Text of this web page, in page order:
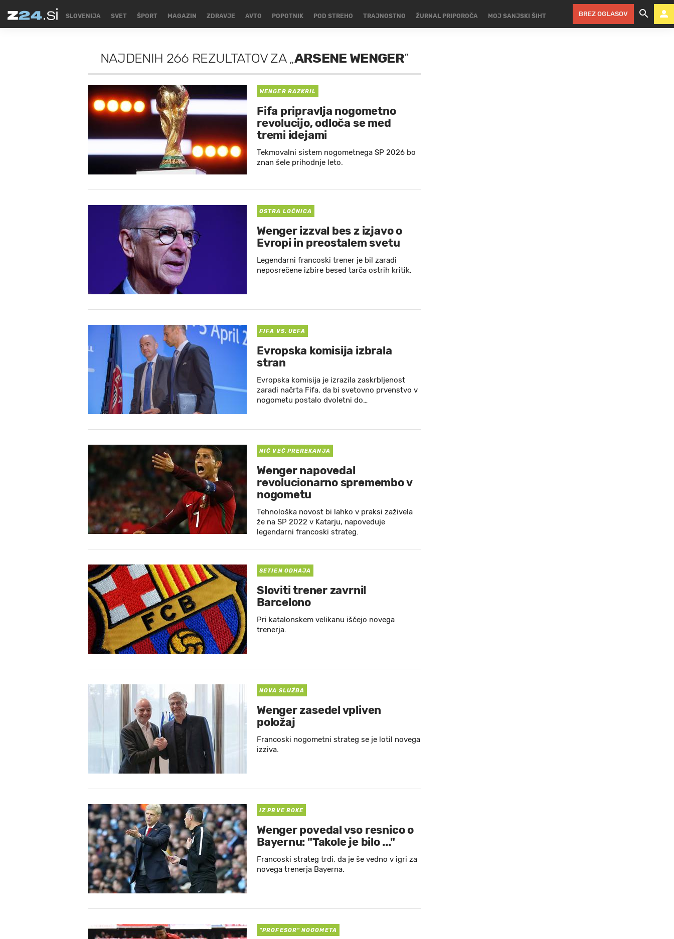
SLOVENIJA SVET ŠPORT MAGAZIN ZDRAVJE AVTO POPOTNIK POD STREHO TRAJNOSTNO ŽURNAL PRIPOROČA MOJ SANJSKI ŠIHT BREZ OGLASOV
NAJDENIH 266 REZULTATOVZA„ARSENE WENGER”
WENGER RAZKRIL
Fifa pripravlja nogometno
revolucijo, odloča se med
tremi idejami
Tekmovalni sistem nogometnega SP 2026 bo
znan šele prihodnje leto.
OSTRA LOČNICA
Wenger izzval bes z izjavo o
Evropi in preostalem svetu
Legendarni francoski trener je bil zaradi
neposrečene izbire besed tarča ostrih kritik.
FIFA VS. UEFA
Evropska komisija izbrala
stran
Evropska komisija je izrazila zaskrbljenost
zaradi načrta Fifa, da bi svetovno prvenstvo v
nogometu postalo dvoletni do…
NIČ VEČ PREREKANJA
Wenger napovedal
revolucionarno spremembo v
nogometu
Tehnološka novost bi lahko v praksi zaživela
že na SP 2022 v Katarju, napoveduje
legendarni francoski strateg.
SETIEN ODHAJA
Sloviti trener zavrnil
Barcelono
Pri katalonskem velikanu iščejo novega
trenerja.
NOVA SLUŽBA
Wenger zasedel vpliven
položaj
Francoski nogometni strateg se je lotil novega
izziva.
IZ PRVE ROKE
Wenger povedal vso resnico o
Bayernu: "Takole je bilo ..."
Francoski strateg trdi, da je še vedno v igri za
novega trenerja Bayerna.
"PROFESOR" NOGOMETA